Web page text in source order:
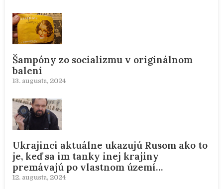
Šampóny zo socializmu v originálnom
balení
13. augusta, 2024
Ukrajinci aktuálne ukazujú Rusom ako to
je, keď sa im tanky inej krajiny
premávajú po vlastnom území…
12. augusta, 2024